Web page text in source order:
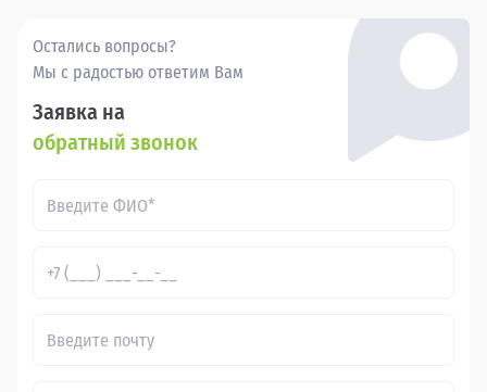
Остались вопросы?
Мы с радостью ответим Вам
Заявка на
обратный звонок